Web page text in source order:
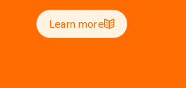
Learn more